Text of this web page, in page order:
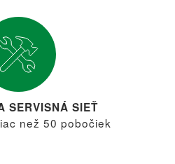
SERVISNÁ SIEŤ
než 50 pobočiek